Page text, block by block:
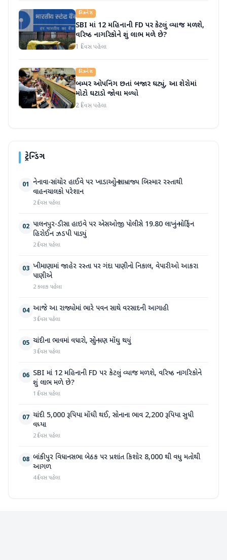
બિઝનેસ
SBI માં 12 મહિનાની FD પર કેટલું વ્યાજ મળશે,
વરિષ્ઠ નાગરિકોને શું લાભ મળે છે?
1 દિવસ પહેલા
બિઝનેસ
બમ્પર ઓપનિંગ છતાં બજાર ઘટ્યું, આ શેરોમાં
મોટો ઘટાડો જોવા મળ્યો
2 દિવસ પહેલા
ટ્રેન્ડિંગ
01 નેનાવા-સાંચોર હાઈવે પર ખાડાઓનું સામ્રાજ્ય બિસ્માર રસ્તાથી
વાહનચાલકો પરેશાન
2 દિવસ પહેલા
02 પાલનપુર-ડીસા હાઇવે પર એસઓજી પોલીસે 19.80 લાખનું મોર્ફિન
હિરોઈન ઝડપી પાડ્યું
2 દિવસ પહેલા
03 ખીમાણામાં જાહેર રસ્તા પર ગંદા પાણીનો નિકાલ, વેપારીઓ આકરા
પાણીએ
2 કલાક પહેલા
04 આજે આ રાજ્યોમાં ભારે પવન સાથે વરસાદની આગાહી
3 દિવસ પહેલા
05 ચાંદીના ભાવમાં વધારો, સોનું પણ મોંઘુ થયું
3 દિવસ પહેલા
06 SBI માં 12 મહિનાની FD પર કેટલું વ્યાજ મળશે, વરિષ્ઠ નાગરિકોને
શું લાભ મળે છે?
1 દિવસ પહેલા
07 ચાંદી 5,000 રૂપિયા મોંઘી થઈ, સોનાના ભાવ 2,200 રૂપિયા સુધી
વધ્યા
2 દિવસ પહેલા
08 બાંકીપુર વિધાનસભા બેઠક પર પ્રશાંત કિશોર 8,000 થી વધુ મતોથી
આગળ
4 દિવસ પહેલા